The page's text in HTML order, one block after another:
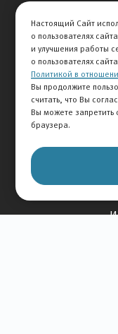
Настоящий Сайт
о пользователях
и улучшения работы
о пользователях
Политикой в
Вы продолжите
считать, что Вы
Вы можете запретить
браузера.